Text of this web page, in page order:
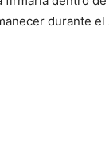
durante